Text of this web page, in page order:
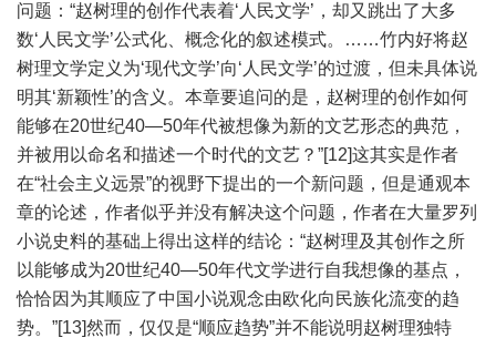
问题：“赵树理的创作代表着‘人民文学’，却又跳出了大多
数‘人民文学’公式化、概念化的叙述模式。……竹内好将赵
树理文学定义为‘现代文学’向‘人民文学’的过渡，但未具体说
明其‘新颖性’的含义。本章要追问的是，赵树理的创作如何
能够在20世纪40—50年代被想像为新的文艺形态的典范，
并被用以命名和描述一个时代的文艺？”[12]这其实是作者
在“社会主义远景”的视野下提出的一个新问题，但是通观本
章的论述，作者似乎并没有解决这个问题，作者在大量罗列
小说史料的基础上得出这样的结论：“赵树理及其创作之所
以能够成为20世纪40—50年代文学进行自我想像的基点，
恰恰因为其顺应了中国小说观念由欧化向民族化流变的趋
势。”[13]然而，仅仅是“顺应趋势”并不能说明赵树理独特